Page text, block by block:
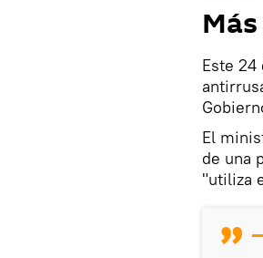
Este 24
El
de una
"utiliza